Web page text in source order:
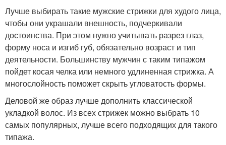
Лучше выбирать такие мужские стрижки для худого лица,
чтобы они украшали внешность, подчеркивали
достоинства. При этом нужно учитывать разрез глаз,
форму носа и изгиб губ, обязательно возраст и тип
деятельности. Большинству мужчин с таким типажом
пойдет косая челка или немного удлиненная стрижка. А
многослойность поможет скрыть угловатость формы.
Деловой же образ лучше дополнить классической
укладкой волос. Из всех стрижек можно выбрать 10
самых популярных, лучше всего подходящих для такого
типажа.